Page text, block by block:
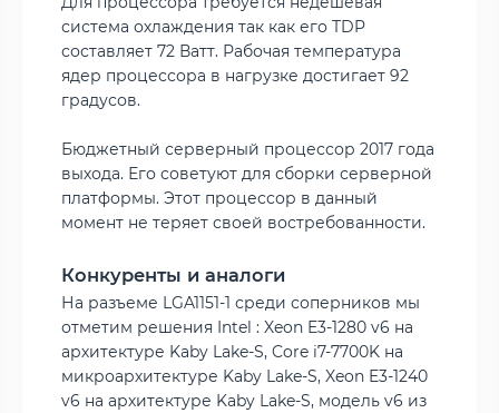
система охлаждения так как его TDP
составляет 72 Ватт. Рабочая температура
ядер процессора в нагрузке достигает 92
градусов.
Бюджетный серверный процессор 2017 года
выхода. Его советуют для сборки серверной
платформы. Этот процессор в данный
момент не теряет своей востребованности.
Конкуренты и аналоги
На разъеме LGA1151-1 среди соперников мы
отметим решения Intel : Xeon E3-1280 v6 на
архитектуре Kaby Lake-S, Core i7-7700K на
микроархитектуре Kaby Lake-S, Xeon E3-1240
v6 на архитектуре Kaby Lake-S, модель v6 из